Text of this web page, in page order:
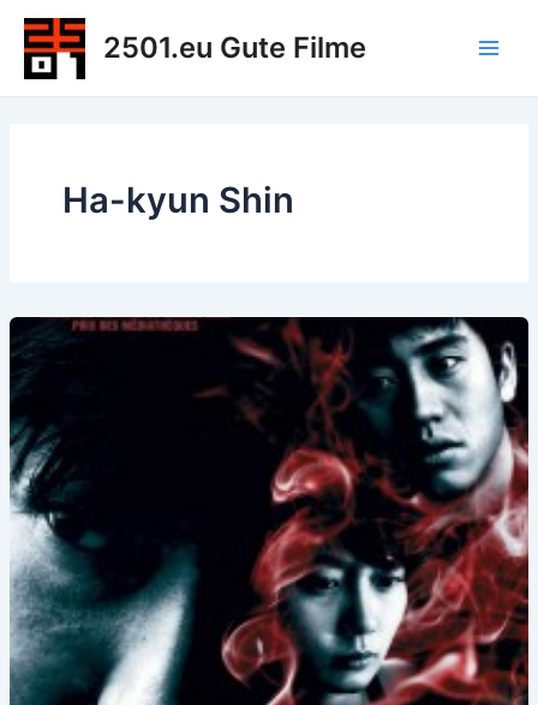
Zum
Inhalt
springen
2501.eu Gute Filme
Ha-kyun Shin